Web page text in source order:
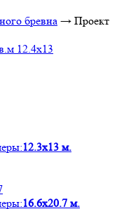
бревна → Проект
12.3х13 м.
16.6х20.7 м.